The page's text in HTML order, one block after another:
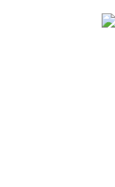
Перейти к